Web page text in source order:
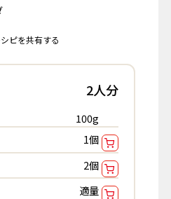
シピを共有する
2人分
100g
1個
2個
適量